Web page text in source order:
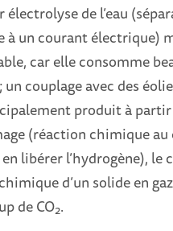
de l’eau
à un courant électrique)
car elle consomme
couplage avec des
produit à
(réaction chimique
libérer l’hydrogène), le
d’un solide en
de CO2.